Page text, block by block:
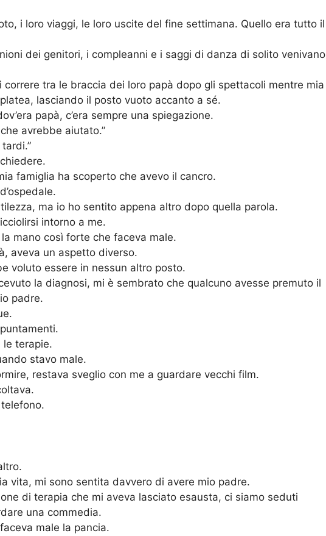
i loro viaggi, le loro uscite del fine settimana. Quello era tutto il
dei genitori, i compleanni e i saggi di danza di solito venivano
correre tra le braccia dei loro papà dopo gli spettacoli mentre mia
lasciando il posto vuoto accanto a sé.
papà, c’era sempre una spiegazione.
avrebbe aiutato.”
famiglia ha scoperto che avevo il cancro.
ma io ho sentito appena altro dopo quella parola.
intorno a me.
mano così forte che faceva male.
aveva un aspetto diverso.
voluto essere in nessun altro posto.
la diagnosi, mi è sembrato che qualcuno avesse premuto il
padre.
le terapie.
stavo male.
restava sveglio con me a guardare vecchi film.
vita, mi sono sentita davvero di avere mio padre.
di terapia che mi aveva lasciato esausta, ci siamo seduti
una commedia.
male la pancia.